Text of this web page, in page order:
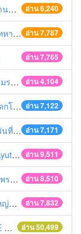
อ่าน 6,240
งกรานต์
อ่าน 7,787
ลสงกรานต์
อ่าน 7,765
อ่าน 4,104
อ่าน 7,122
ลก
อ่าน 7,171
อ่าน 9,511
อ่าน 8,510
อ่าน 7,832
ฯ
อ่าน 50,499